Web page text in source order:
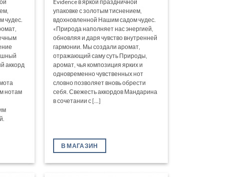
чудес.
аккорд
нотам
Evidence в яркой праздничной
упаковке с золотым тиснением,
вдохновленной Нашим садом чудес.
«Природа наполняет нас энергией,
обновляя и даря чувство внутренней
гармонии. Мы создали аромат,
отражающий саму суть Природы,
аромат, чья композиция ярких и
одновременно чувственных нот
словно позволяет вновь обрести
себя. Свежесть аккордов Мандарина
в сочетании с [...]
В МАГАЗИН